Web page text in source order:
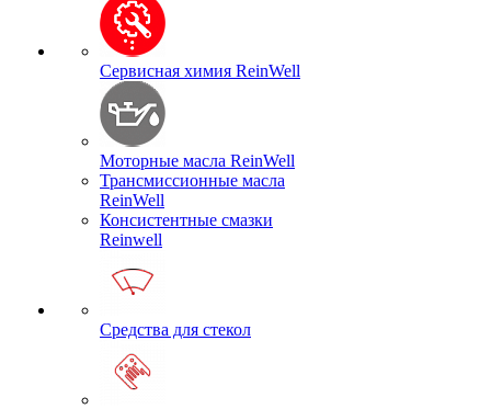
Сервисная химия ReinWell
Моторные масла ReinWell
Трансмиссионные масла
ReinWell
Консистентные смазки
Reinwell
Средства для стекол